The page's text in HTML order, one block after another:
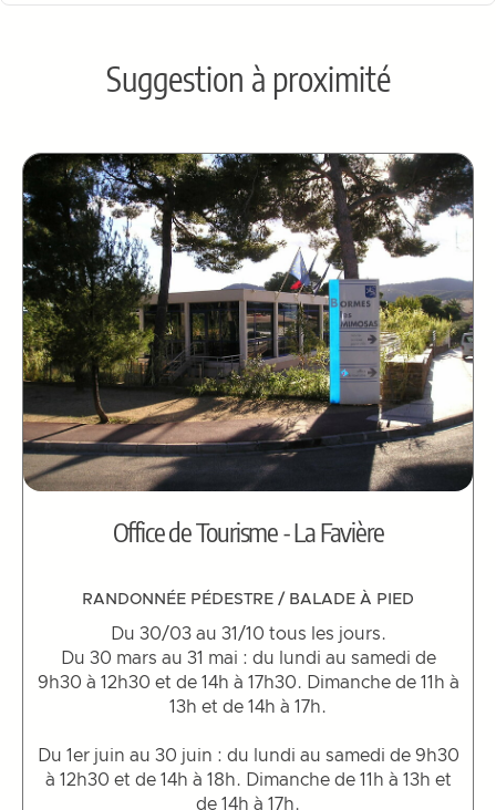
Suggestion à proximité
Office de Tourisme - La Favière
RANDONNÉE PÉDESTRE / BALADE À PIED
Du 30/03 au 31/10 tous les jours.
Du 30 mars au 31 mai : du lundi au samedi de
9h30 à 12h30 et de 14h à 17h30. Dimanche de 11h à
13h et de 14h à 17h.
Du 1er juin au 30 juin : du lundi au samedi de 9h30
à 12h30 et de 14h à 18h. Dimanche de 11h à 13h et
de 14h à 17h.